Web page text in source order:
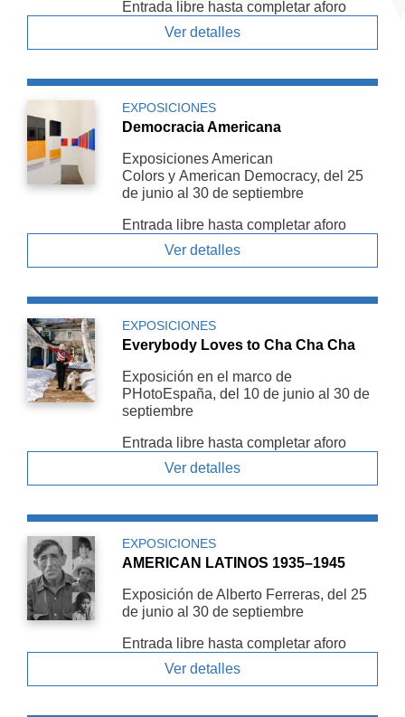
Entrada libre hasta completar aforo
Ver detalles
EXPOSICIONES
Democracia Americana
Exposiciones American
Colors y American De­mocracy, del 25
de junio al 30 de septiembre
Entrada libre hasta completar aforo
Ver detalles
EXPOSICIONES
Everybody Loves to Cha Cha Cha
Exposición en el marco de
PHotoEspaña, del 10 de junio al 30 de
septiembre
Entrada libre hasta completar aforo
Ver detalles
EXPOSICIONES
AMERICAN LATINOS 1935–1945
Exposición de Alberto Ferreras, del 25
de junio al 30 de septiembre
Entrada libre hasta completar aforo
Ver detalles